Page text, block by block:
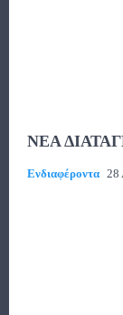
ΝΕΑ
Ενδιαφέροντα 28